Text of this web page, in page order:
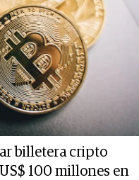
billetera cripto
100 millones en